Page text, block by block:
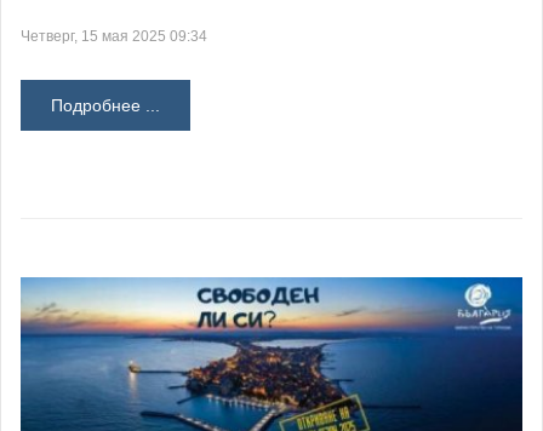
Четверг, 15 мая 2025 09:34
Подробнее ...